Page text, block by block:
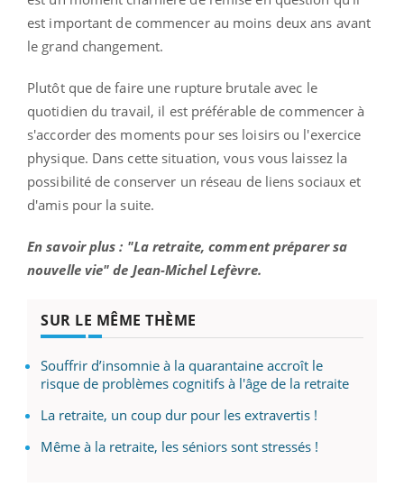
est important de commencer au moins deux ans avant
le grand changement.
Plutôt que de faire une rupture brutale avec le
quotidien du travail, il est préférable de commencer à
s'accorder des moments pour ses loisirs ou l'exercice
physique. Dans cette situation, vous vous laissez la
possibilité de conserver un réseau de liens sociaux et
d'amis pour la suite.
En savoir plus : "La retraite, comment préparer sa
nouvelle vie" de Jean-Michel Lefèvre.
SUR LE MÊME THÈME
Souffrir d’insomnie à la quarantaine accroît le
risque de problèmes cognitifs à l'âge de la retraite
La retraite, un coup dur pour les extravertis !
Même à la retraite, les séniors sont stressés !